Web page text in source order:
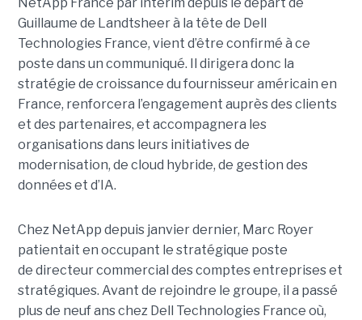
Guillaume de Landtsheer à la tête de Dell
Technologies France, vient d’être confirmé à ce
poste dans un communiqué. Il dirigera donc la
stratégie de croissance du fournisseur américain en
France, renforcera l’engagement auprès des clients
et des partenaires, et accompagnera les
organisations dans leurs initiatives de
modernisation, de cloud hybride, de gestion des
données et d’IA.
Chez NetApp depuis janvier dernier, Marc Royer
patientait en occupant le stratégique poste
de directeur commercial des comptes entreprises et
stratégiques. Avant de rejoindre le groupe, il a passé
plus de neuf ans chez Dell Technologies France où,